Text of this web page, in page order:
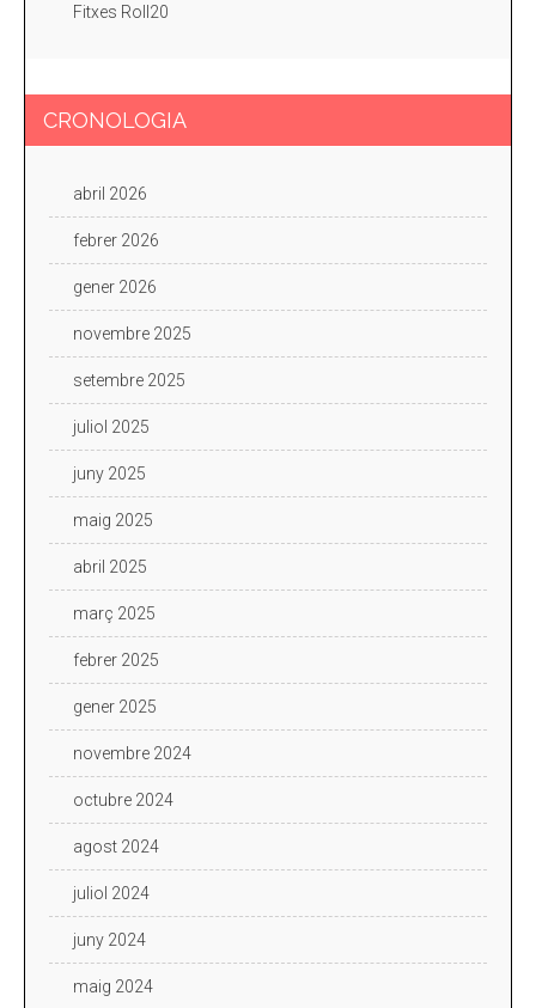
Fitxes Roll20
CRONOLOGIA
abril 2026
febrer 2026
gener 2026
novembre 2025
setembre 2025
juliol 2025
juny 2025
maig 2025
abril 2025
març 2025
febrer 2025
gener 2025
novembre 2024
octubre 2024
agost 2024
juliol 2024
juny 2024
maig 2024